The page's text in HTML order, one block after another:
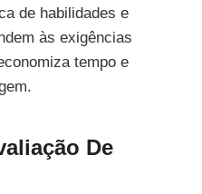
de habilidades e
às exigências
tempo e
De